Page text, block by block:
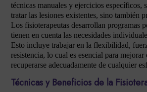
técnicas manuales y ejercicios específicos,
tratar las lesiones existentes, sino también
Los fisioterapeutas desarrollan programas
tienen en cuenta las necesidades
Esto incluye trabajar en la flexibilidad,
resistencia, lo cual es esencial para
recuperarse adecuadamente de cualquier
Técnicas y Beneficios de la